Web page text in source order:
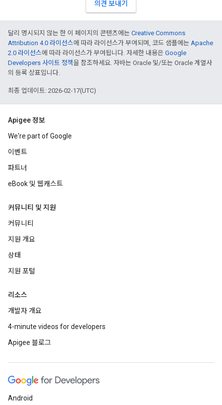
의견 보내기
달리 명시되지 않는 한 이 페이지의 콘텐츠에는 Creative Commons
Attribution 4.0 라이선스에 따라 라이선스가 부여되며, 코드 샘플에는 Apache
2.0 라이선스에 따라 라이선스가 부여됩니다. 자세한 내용은 Google
Developers 사이트 정책을 참조하세요. 자바는 Oracle 및/또는 Oracle 계열사
의 등록 상표입니다.
최종 업데이트: 2026-02-17(UTC)
Apigee 정보
We're part of Google
이벤트
파트너
eBook 및 웹캐스트
커뮤니티 및 지원
커뮤니티
지원 개요
상태
지원 포털
리소스
개발자 개요
4-minute videos for developers
Apigee 블로그
Android